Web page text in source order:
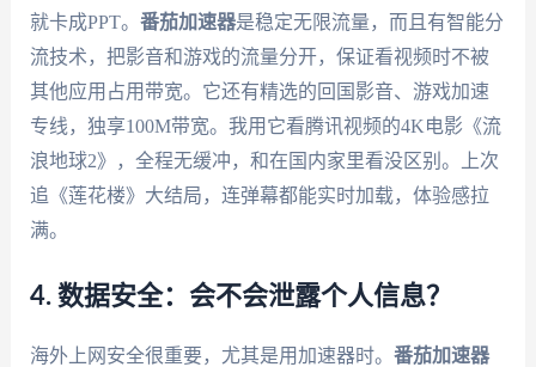
就卡成PPT。 番茄加速器是稳定无限流量，而且有智能分
流技术，把影音和游戏的流量分开，保证看视频时不被
其他应用占用带宽。它还有精选的回国影音、游戏加速
专线，独享100M带宽。我用它看腾讯视频的4K电影《流
浪地球2》，全程无缓冲，和在国内家里看没区别。上次
追《莲花楼》大结局，连弹幕都能实时加载，体验感拉
满。
4. 数据安全：会不会泄露个人信息？
海外上网安全很重要，尤其是用加速器时。 番茄加速器